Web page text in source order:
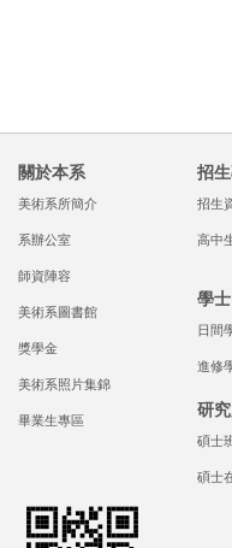
關於本系
美術系所簡介
系辦公室
師資陣容
美術系圖書館
獎學金
美術系照片集錦
畢業生專區
招
招生
高中
學士
日間
進修
研
碩士
碩士